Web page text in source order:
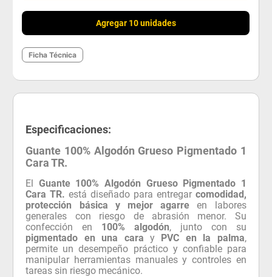
Agregar 10 unidades
Ficha Técnica
Especificaciones:
Guante 100% Algodón Grueso Pigmentado 1
Cara TR.
El Guante 100% Algodón Grueso Pigmentado 1
Cara TR. está diseñado para entregar comodidad,
protección básica y mejor agarre en labores
generales con riesgo de abrasión menor. Su
confección en 100% algodón, junto con su
pigmentado en una cara y PVC en la palma,
permite un desempeño práctico y confiable para
manipular herramientas manuales y controles en
tareas sin riesgo mecánico.